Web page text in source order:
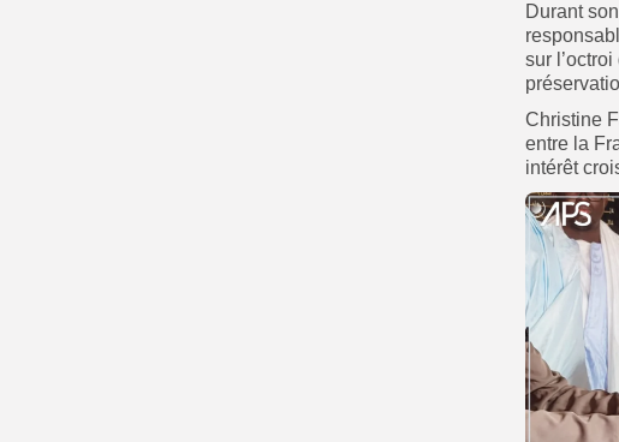
Durant
sur
Christine
entre la
intérêt